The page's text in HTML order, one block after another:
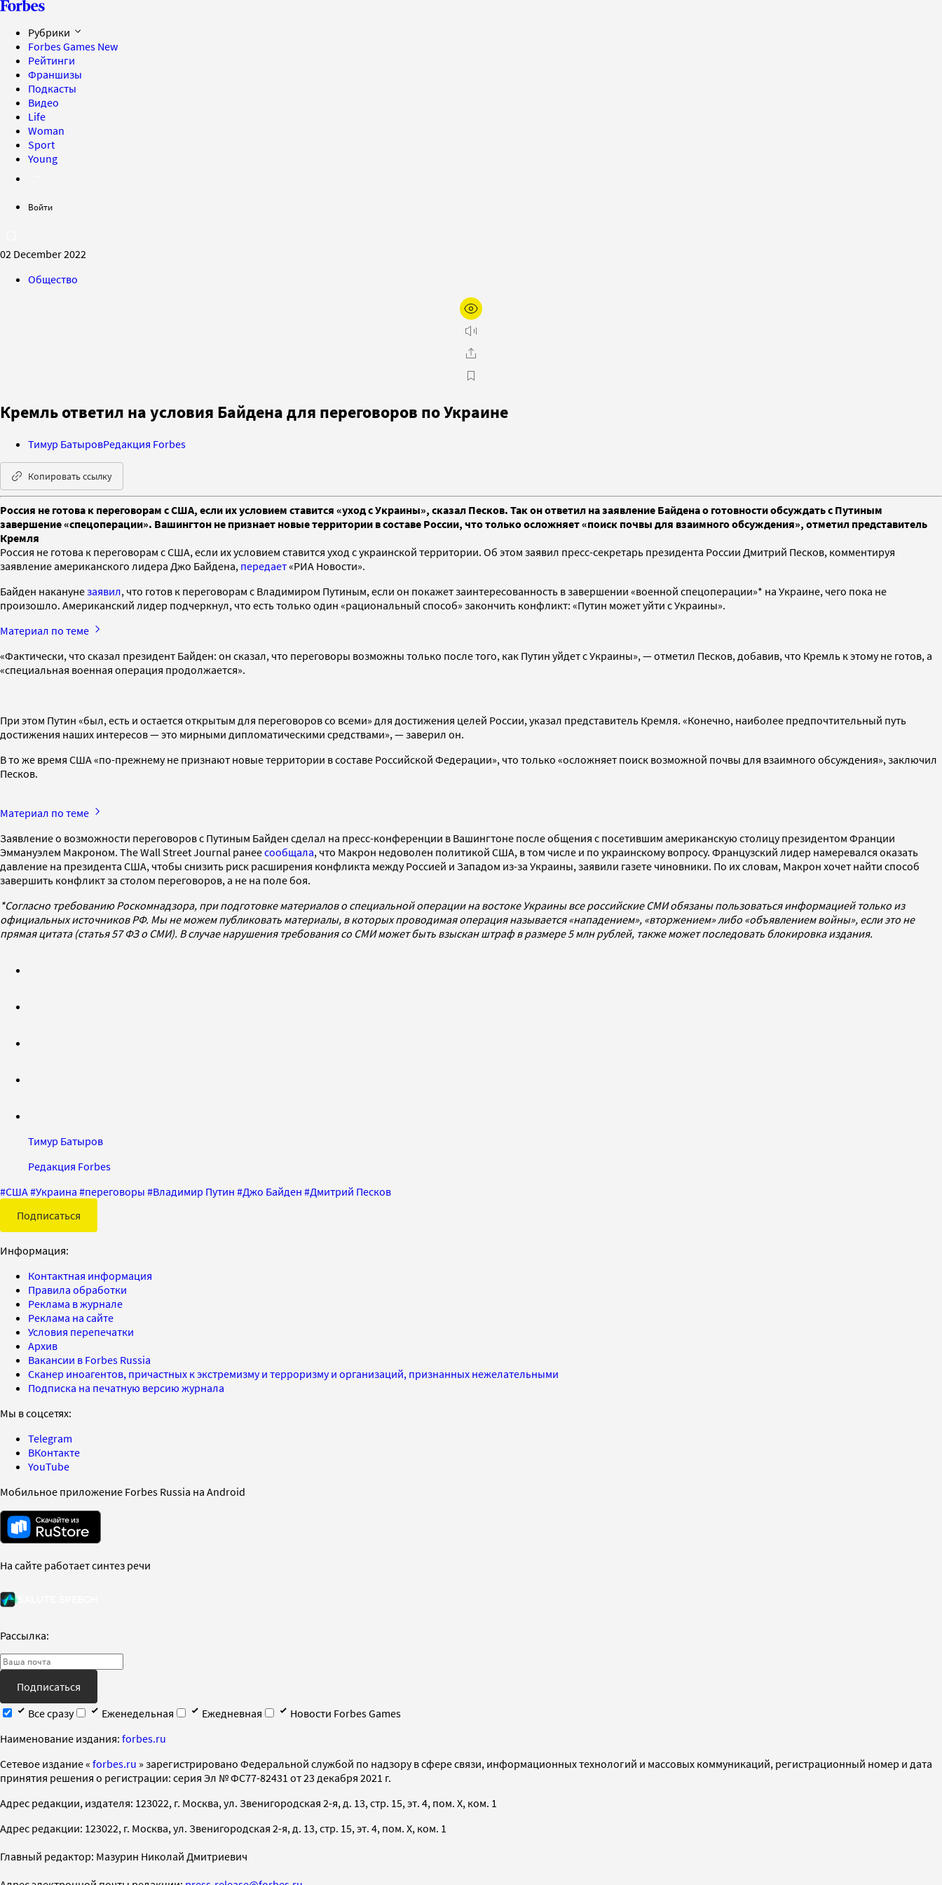
Рубрики
Forbes Games New
Рейтинги
Франшизы
Подкасты
Видео
Life
Woman
Sport
Young
Войти
02 December 2022
Общество
Кремль ответил на условия Байдена для переговоров по Украине
Тимур БатыровРедакция Forbes
Копировать ссылку
Россия не готова к переговорам с США, если их условием ставится «уход с Украины», сказал Песков. Так он ответил на заявление Байдена о готовности обсуждать с Путиным
завершение «спецоперации». Вашингтон не признает новые территории в составе России, что только осложняет «поиск почвы для взаимного обсуждения», отметил представитель
Кремля
Россия не готова к переговорам с США, если их условием ставится уход с украинской территории. Об этом заявил пресс-секретарь президента России Дмитрий Песков, комментируя
заявление американского лидера Джо Байдена, передает«РИА Новости».
Байден наканунезаявил, что готов к переговорам с Владимиром Путиным, если он покажет заинтересованность в завершении «военной спецоперации»* на Украине, чего пока не
произошло. Американский лидер подчеркнул, что есть только один «рациональный способ» закончить конфликт: «Путин может уйти с Украины».
Материал по теме
«Фактически, что сказал президент Байден: он сказал, что переговоры возможны только после того, как Путин уйдет с Украины», — отметил Песков, добавив, что Кремль к этому не готов, а
«специальная военная операция продолжается».
При этом Путин «был, есть и остается открытым для переговоров со всеми» для достижения целей России, указал представитель Кремля. «Конечно, наиболее предпочтительный путь
достижения наших интересов — это мирными дипломатическими средствами», — заверил он.
В то же время США «по-прежнему не признают новые территории в составе Российской Федерации», что только «осложняет поиск возможной почвы для взаимного обсуждения», заключил
Песков.
Материал по теме
Заявление о возможности переговоров с Путиным Байден сделал на пресс-конференции в Вашингтоне после общения с посетившим американскую столицу президентом Франции
Эммануэлем Макроном. The Wall Street Journal ранеесообщала, что Макрон недоволен политикой США, в том числе и по украинскому вопросу. Французский лидер намеревался оказать
давление на президента США, чтобы снизить риск расширения конфликта между Россией и Западом из-за Украины, заявили газете чиновники. По их словам, Макрон хочет найти способ
завершить конфликт за столом переговоров, а не на поле боя.
*Согласно требованию Роскомнадзора, при подготовке материалов о специальной операции на востоке Украины все российские СМИ обязаны пользоваться информацией только из
официальных источников РФ. Мы не можем публиковать материалы, в которых проводимая операция называется «нападением», «вторжением» либо «объявлением войны», если это не
прямая цитата (статья 57 ФЗ о СМИ). В случае нарушения требования со СМИ может быть взыскан штраф в размере 5 млн рублей, также может последовать блокировка издания.
Тимур Батыров
Редакция Forbes
#США#Украина #переговоры #Владимир Путин #Джо Байден #Дмитрий Песков
Подписаться
Информация:
Контактная информация
Правила обработки
Реклама в журнале
Реклама на сайте
Условия перепечатки
Архив
Вакансии в Forbes Russia
Сканер иноагентов, причастных к экстремизму и терроризму и организаций, признанных нежелательными
Подписка на печатную версию журнала
Мы в соцсетях:
Telegram
ВКонтакте
YouTube
Мобильное приложение Forbes Russia на Android
На сайте работает синтез речи
Рассылка:
Подписаться
Все сразу
Еженедельная Ежедневная
Новости Forbes Games
Наименование издания: forbes.ru
Cетевое издание « forbes.ru » зарегистрировано Федеральной службой по надзору в сфере связи, информационных технологий и массовых коммуникаций, регистрационный номер и дата
принятия решения о регистрации: серия Эл № ФС77-82431 от 23 декабря 2021 г.
Адрес редакции, издателя: 123022, г. Москва, ул. Звенигородская 2-я, д. 13, стр. 15, эт. 4, пом. X, ком. 1
Адрес редакции: 123022, г. Москва, ул. Звенигородская 2-я, д. 13, стр. 15, эт. 4, пом. X, ком. 1
Главный редактор: Мазурин Николай Дмитриевич